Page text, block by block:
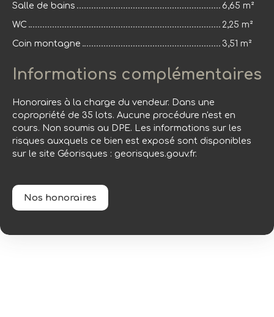
Salle de bains
6,65 m²
WC
2,25 m²
Coin montagne
3,51 m²
Informations complémentaires
Honoraires à la charge du vendeur. Dans une
copropriété de 35 lots. Aucune procédure n'est en
cours. Non soumis au DPE. Les informations sur les
risques auxquels ce bien est exposé sont disponibles
sur le site Géorisques : georisques.gouv.fr.
Nos honoraires